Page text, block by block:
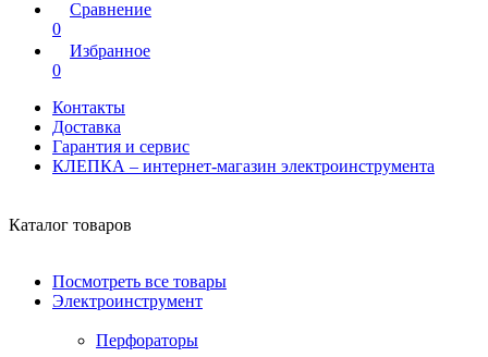
Сравнение
0
Избранное
0
Контакты
Доставка
Гарантия и сервис
КЛЕПКА – интернет-магазин электроинструмента
Каталог товаров
Посмотреть все товары
Электроинструмент
Перфораторы